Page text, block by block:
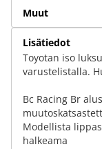
Muut
Lisätiedot
Toyotan iso
varustelistalla.
Bc Racing Br
Modellista
halkeama